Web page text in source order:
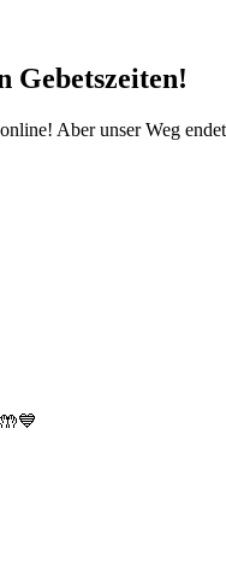
Gebetszeiten!
Aber unser Weg